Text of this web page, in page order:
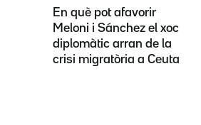
En què pot afavorir
Meloni i Sánchez el xoc
diplomàtic arran de la
crisi migratòria a Ceuta